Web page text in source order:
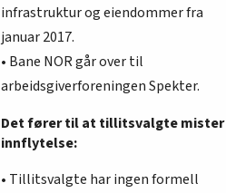
infrastruktur og eiendommer fra
januar 2017.
• Bane NOR går over til
arbeidsgiverforeningen Spekter.
Det fører til at tillitsvalgte mister
innflytelse:
• Tillitsvalgte har ingen formell